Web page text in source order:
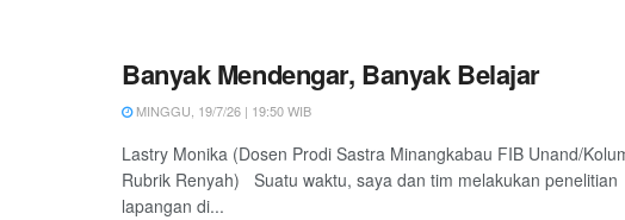
Banyak Mendengar, Banyak Belajar
MINGGU, 19/7/26 | 19:50 WIB
Lastry Monika (Dosen Prodi Sastra Minangkabau FIB Unand/
Rubrik Renyah) Suatu waktu, saya dan tim melakukan penelitian
lapangan di...